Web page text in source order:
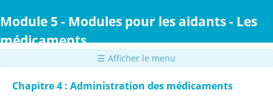
au
principal
Module 5 - Modules pour les aidants - Les
médicaments
☰ Afficher le menu
Chapitre 4 : Administration des médicaments